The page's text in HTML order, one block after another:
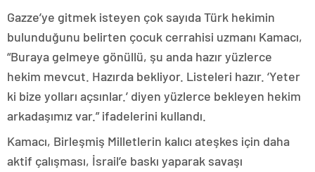
Gazze’ye gitmek isteyen çok sayıda Türk hekimin
bulunduğunu belirten çocuk cerrahisi uzmanı Kamacı,
“Buraya gelmeye gönüllü, şu anda hazır yüzlerce
hekim mevcut. Hazırda bekliyor. Listeleri hazır. ‘Yeter
ki bize yolları açsınlar.’ diyen yüzlerce bekleyen hekim
arkadaşımız var.” ifadelerini kullandı.
Kamacı, Birleşmiş Milletlerin kalıcı ateşkes için daha
aktif çalışması, İsrail’e baskı yaparak savaşı